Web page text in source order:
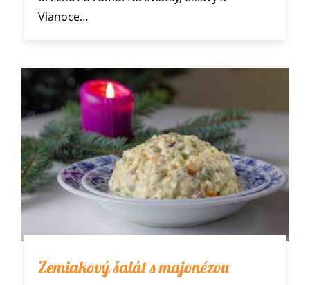
Vianoce…
Zemiakový šalát s majonézou